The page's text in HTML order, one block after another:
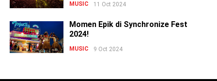
MUSIC 11 Oct 2024
Momen Epik di Synchronize Fest
2024!
MUSIC 9 Oct 2024